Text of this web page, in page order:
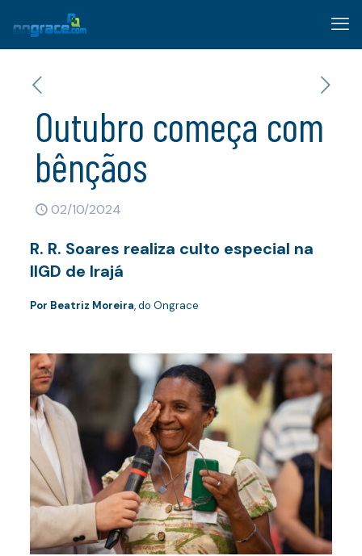
Outubro começa com
bênçãos
02/10/2024
R. R. Soares realiza culto especial na
IIGD de Irajá
Por Beatriz Moreira, do Ongrace